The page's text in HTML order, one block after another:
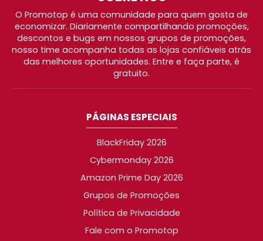
O Promotop é uma comunidade para quem gosta de
economizar. Diariamente compartilhando promoções,
descontos e bugs em nossos grupos de promoções,
nosso time acompanha todas as lojas confiáveis atrás
das melhores oportunidades. Entre e faça parte, é
gratuito.
PÁGINAS ESPECIAIS
BlackFriday 2026
Cybermonday 2026
Amazon Prime Day 2026
Grupos de Promoções
Política de Privacidade
Fale com o Promotop